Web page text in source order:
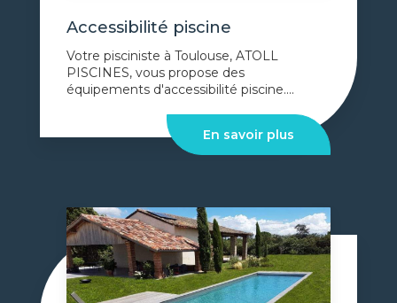
Accessibilité piscine
Votre pisciniste à Toulouse, ATOLL
PISCINES, vous propose des
équipements d'accessibilité piscine....
En savoir plus